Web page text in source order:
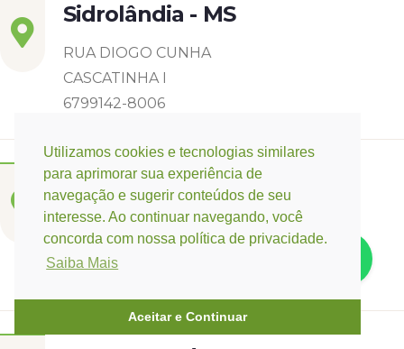
Utilizamos cookies e tecnologias similares
para aprimorar sua experiência de
navegação e sugerir conteúdos de seu
interesse. Ao continuar navegando, você
concorda com nossa política de privacidade.
Saiba Mais
Aceitar e Continuar
Sidrolândia - MS
RUA DIOGO CUNHA
CASCATINHA I
6799142-8006
Três Lagoas - MS
Rua Eurídice Chagas Cruz, 2675
Centro
(67) 9 9249-5406